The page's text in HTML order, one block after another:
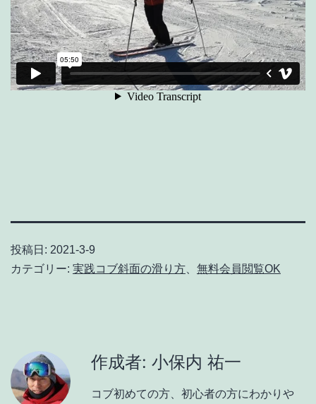
投稿日: 2021-3-9
カテゴリー: 実践コブ斜面の滑り方 無料会員閲覧OK
作成者: 小保内 祐一
コブ初めての方、初心者の方にわかりや